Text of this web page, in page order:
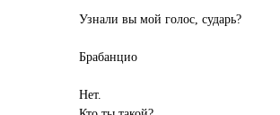
Узнали вы мой голос, сударь?
Брабанцио
Нет.